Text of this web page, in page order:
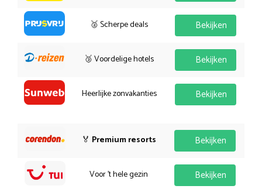
🥈 Scherpe deals Bekijken
🥉 Voordelige hotels Bekijken
Heerlijke zonvakanties Bekijken
🏅 Premium resorts Bekijken
Voor 't hele gezin Bekijken